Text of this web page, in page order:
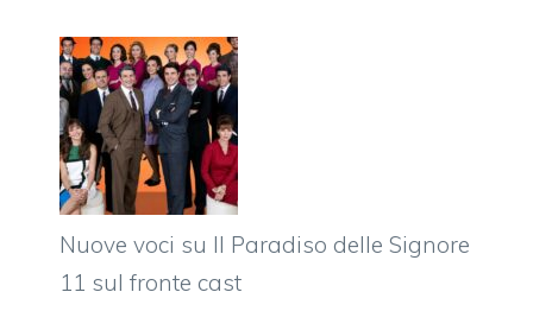
Nuove voci su Il Paradiso delle Signore
11 sul fronte cast